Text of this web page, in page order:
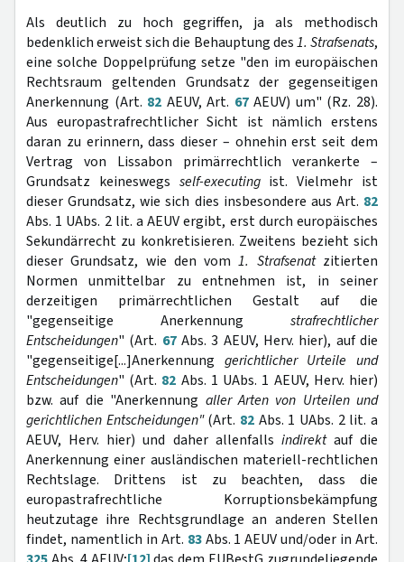
Als deutlich zu hoch gegriffen, ja als methodisch
bedenklich erweist sich die Behauptung des1. Strafsenats,
eine solche Doppelprüfung setze "den im europäischen
Rechtsraum geltenden Grundsatz der gegenseitigen
Anerkennung (Art. 82 AEUV, Art. 67AEUV) um" (Rz. 28).
Aus europastrafrechtlicher Sicht ist nämlich erstens
daran zu erinnern, dass dieser – ohnehin erst seit dem
Vertrag von Lissabon primärrechtlich verankerte –
Grundsatz keineswegs self-executingist. Vielmehr ist
dieser Grundsatz, wie sich dies insbesondere aus Art. 82
Abs. 1 UAbs. 2 lit. a AEUV ergibt, erst durch europäisches
Sekundärrecht zu konkretisieren. Zweitens bezieht sich
dieser Grundsatz, wie den vom1. Strafsenatzitierten
Normen unmittelbar zu entnehmen ist, in seiner
derzeitigen primärrechtlichen Gestalt auf die
"gegenseitige Anerkennung strafrechtlicher
Entscheidungen" (Art. 67Abs. 3 AEUV, Herv. hier), auf die
"gegenseitige[...]Anerkennung gerichtlicher Urteile und
Entscheidungen" (Art. 82 Abs. 1 UAbs. 1 AEUV, Herv. hier)
bzw. auf die "Anerkennung aller Arten von Urteilen und
gerichtlichen Entscheidungen"(Art. 82 Abs. 1 UAbs. 2 lit. a
AEUV, Herv. hier) und daher allenfalls indirektauf die
Anerkennung einer ausländischen materiell-rechtlichen
Rechtslage. Drittens ist zu beachten, dass die
europastrafrechtliche Korruptionsbekämpfung
heutzutage ihre Rechtsgrundlage an anderen Stellen
findet, namentlich in Art. 83Abs. 1 AEUV und/oder in Art.